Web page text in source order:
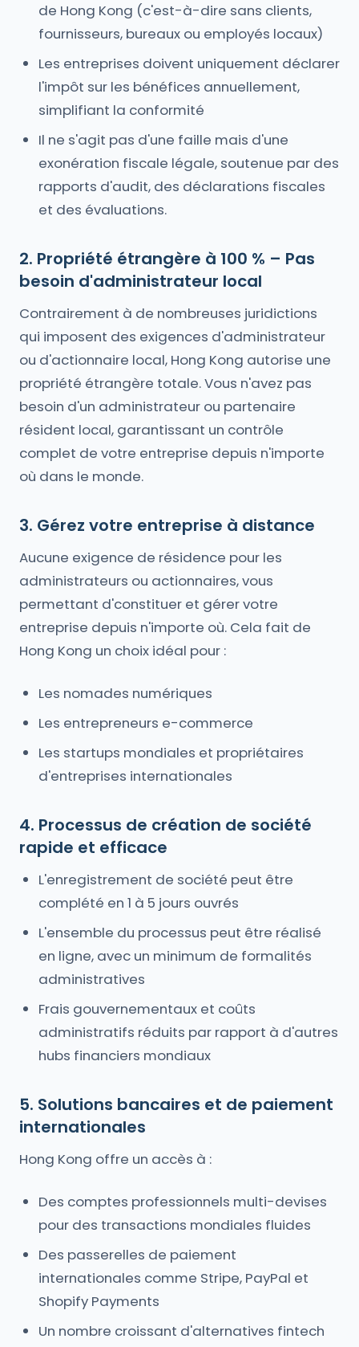
de Hong Kong (c'est-à-dire sans clients,
fournisseurs, bureaux ou employés locaux)
Les entreprises doivent uniquement déclarer
l'impôt sur les bénéfices annuellement,
simplifiant la conformité
Il ne s'agit pas d'une faille mais d'une
exonération fiscale légale, soutenue par des
rapports d'audit, des déclarations fiscales
et des évaluations.
2. Propriété étrangère à 100 % – Pas
besoin d'administrateur local
Contrairement à de nombreuses juridictions
qui imposent des exigences d'administrateur
ou d'actionnaire local, Hong Kong autorise une
propriété étrangère totale. Vous n'avez pas
besoin d'un administrateur ou partenaire
résident local, garantissant un contrôle
complet de votre entreprise depuis n'importe
où dans le monde.
3. Gérez votre entreprise à distance
Aucune exigence de résidence pour les
administrateurs ou actionnaires, vous
permettant d'constituer et gérer votre
entreprise depuis n'importe où. Cela fait de
Hong Kong un choix idéal pour :
Les nomades numériques
Les entrepreneurs e-commerce
Les startups mondiales et propriétaires
d'entreprises internationales
4. Processus de création de société
rapide et efficace
L'enregistrement de société peut être
complété en 1 à 5 jours ouvrés
L'ensemble du processus peut être réalisé
en ligne, avec un minimum de formalités
administratives
Frais gouvernementaux et coûts
administratifs réduits par rapport à d'autres
hubs financiers mondiaux
5. Solutions bancaires et de paiement
internationales
Hong Kong offre un accès à :
Des comptes professionnels multi-devises
pour des transactions mondiales fluides
Des passerelles de paiement
internationales comme Stripe, PayPal et
Shopify Payments
Un nombre croissant d'alternatives fintech